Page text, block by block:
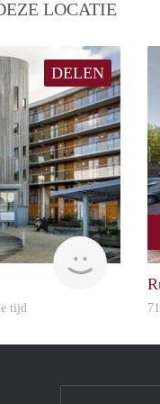
LOCATIE
DELEN
finder
tijd